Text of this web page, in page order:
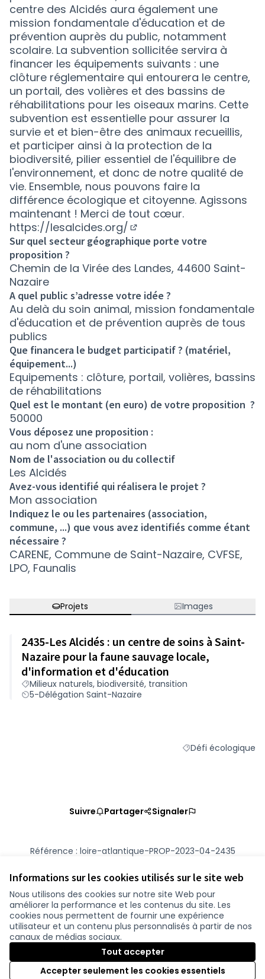
Informations sur les cookies utilisés sur le site web
Nous utilisons des cookies sur notre site Web pour
améliorer la performance et les contenus du site. Les
cookies nous permettent de fournir une expérience
utilisateur et un contenu plus personnalisés à partir de nos
canaux de médias sociaux.
Tout accepter
Accepter seulement les cookies essentiels
centre des Alcidés aura également une
mission fondamentale d'éducation et de
prévention auprès du public, notamment
scolaire. La subvention sollicitée servira à
financer les équipements suivants : une
clôture réglementaire qui entourera le centre,
un portail, des volières et des bassins de
réhabilitations pour les oiseaux marins. Cette
subvention est essentielle pour assurer la
survie et et bien-être des animaux recueillis,
et participer ainsi à la protection de la
biodiversité, pilier essentiel de l'équilibre de
l'environnement, et donc de notre qualité de
vie. Ensemble, nous pouvons faire la
différence écologique et citoyenne. Agissons
maintenant ! Merci de tout cœur.
https://lesalcides.org/
(Nouvelle fenêtre)
Sur quel secteur géographique porte votre
proposition ?
Chemin de la Virée des Landes, 44600 Saint-
Nazaire
A quel public s’adresse votre idée ?
Au delà du soin animal, mission fondamentale
d'éducation et de prévention auprès de tous
publics
Que financera le budget participatif ? (matériel,
équipement...)
Equipements : clôture, portail, volières, bassins
de réhabilitations
Quel est le montant (en euro) de votre proposition ?
50000
Vous déposez une proposition :
au nom d'une association
Nom de l'association ou du collectif
Les Alcidés
Avez-vous identifié qui réalisera le projet ?
Mon association
Indiquez le ou les partenaires (association,
commune, ...) que vous avez identifiés comme étant
nécessaire ?
CARENE, Commune de Saint-Nazaire, CVFSE,
LPO, Faunalis
Projets Images
2435-Les Alcidés : un centre de soins à Saint-
Nazaire pour la faune sauvage locale,
d'information et d'éducation
Milieux naturels, biodiversité, transition
5-Délégation Saint-Nazaire
Filtrer les résultats
Défi écologique
Suivre Partager Signaler
Référence : loire-atlantique-PROP-2023-04-2435
Vérifiez l'empreinte numérique
Conditions d'utilisation
Paramètres des cookies
participer.loire-atlantique.fr sur Facebook
(Nouvelle fenêtre)
participer.loire-atlantique.fr sur Instagram
(Nouvelle fenêtre)
participer.loire-atlantique.fr sur YouTube
(Nouvelle fenêtre)